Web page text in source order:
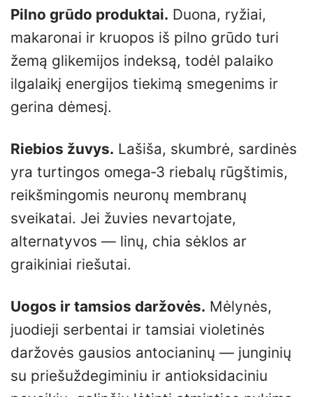
Pilno grūdo produktai. Duona, ryžiai,
makaronai ir kruopos iš pilno grūdo turi
žemą glikemijos indeksą, todėl palaiko
ilgalaikį energijos tiekimą smegenims ir
gerina dėmesį.
Riebios žuvys. Lašiša, skumbrė, sardinės
yra turtingos omega‑3 riebalų rūgštimis,
reikšmingomis neuronų membranų
sveikatai. Jei žuvies nevartojate,
alternatyvos — linų, chia sėklos ar
graikiniai riešutai.
Uogos ir tamsios daržovės. Mėlynės,
juodieji serbentai ir tamsiai violetinės
daržovės gausios antocianinų — junginių
su priešuždegiminiu ir antioksidaciniu